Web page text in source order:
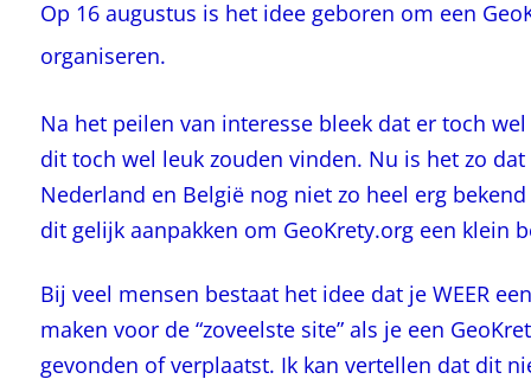
Op 16 augustus is het idee geboren om een
organiseren.
Na het peilen van interesse bleek dat er toch
dit toch wel leuk zouden vinden. Nu is het zo dat
Nederland en België nog niet zo heel erg
dit gelijk aanpakken om GeoKrety.org een klein
Bij veel mensen bestaat het idee dat je WEER
maken voor de “zoveelste site” als je een
gevonden of verplaatst. Ik kan vertellen dat dit